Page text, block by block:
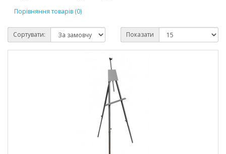
Порівняння товарів (0)
Сортувати: Показати